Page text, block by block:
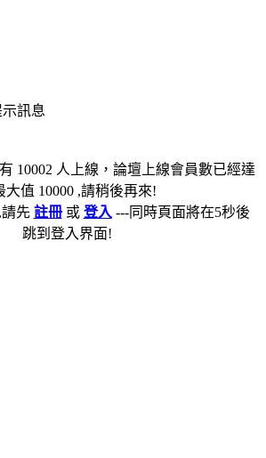
訊息
10002 人上線，論壇上線會員數已經達
大值 10000 ,請稍後再來!
先 註冊或 登入 ---同時頁面將在5秒後
跳到登入界面!